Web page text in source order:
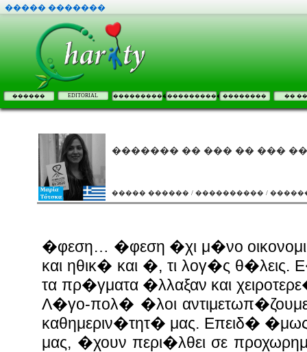
����� �������
������ EDITORIAL �������������������� �������� ��
������� �� ��� �� ���
����� ������ / ���������� /
�φεση… �φεση �χι μ�νο
και ηθικ� και �, τι λογ�ς θ�λεις.
τα πρ�γματα �λλαξαν και
Λ�γο-πολ� �λοι
καθημεριν�τητ� μας. Επειδ�
μας, �χουν περι�λθει σε